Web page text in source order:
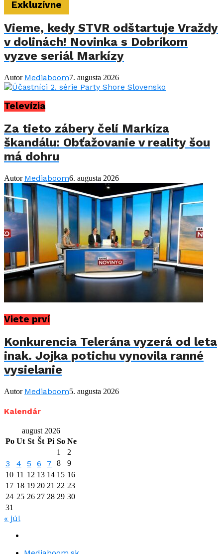
Exkluzívne
Vieme, kedy STVR odštartuje Vraždy
v dolinách! Novinka s Dobríkom
vyzve seriál Markízy
Autor Mediaboom7. augusta 2026
Televízia
Za tieto zábery čelí Markíza
škandálu: Obťažovanie v reality šou
má dohru
Autor Mediaboom6. augusta 2026
Viete prví
Konkurencia Telerána vyzerá od leta
inak. Jojka potichu vynovila ranné
vysielanie
Autor Mediaboom5. augusta 2026
Kalendár
august 2026
Po Ut St Št Pi So Ne
1
2
3 4 5 6 7 8
9
10 11 12 13 14 15 16
17 18 19 20 21 22 23
24 25 26 27 28 29 30
31
« júl